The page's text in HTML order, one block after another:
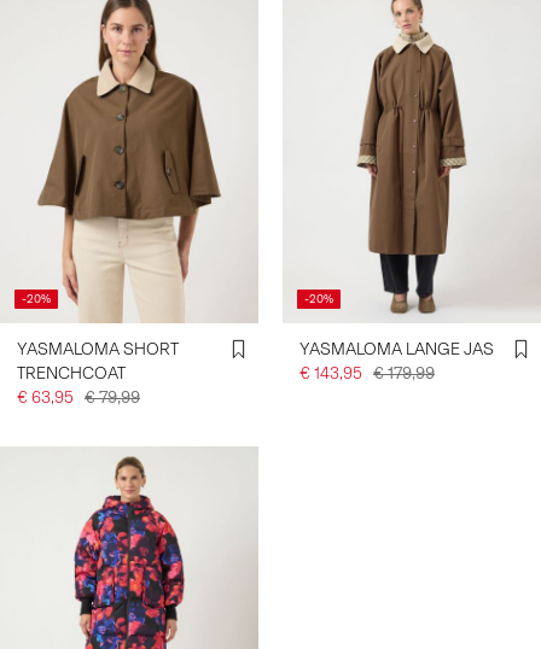
-20%
YASMALOMA SHORT
TRENCHCOAT
€ 63,95 € 79,99
-20%
YASMALOMA LANGE JAS
€ 143,95 € 179,99